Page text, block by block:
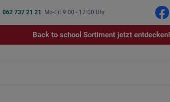
062 737 21 21 Mo-Fr: 9:00 - 17:00 Uhr
Back to school Sortiment jetzt entdecken!